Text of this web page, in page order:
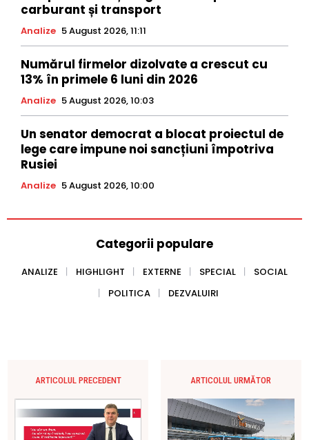
carburant și transport
Analize 5 August 2026, 11:11
Numărul firmelor dizolvate a crescut cu
13% în primele 6 luni din 2026
Analize 5 August 2026, 10:03
Un senator democrat a blocat proiectul de
lege care impune noi sancțiuni împotriva
Rusiei
Analize 5 August 2026, 10:00
Categorii populare
ANALIZE HIGHLIGHT EXTERNE SPECIAL
SOCIAL
POLITICA
DEZVALUIRI
ARTICOLUL PRECEDENT ARTICOLUL URMĂTOR